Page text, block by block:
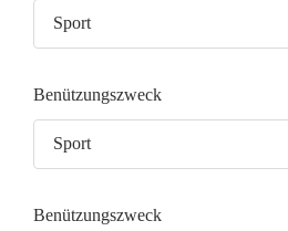
Sport
Benützungszweck
Sport
Benützungszweck